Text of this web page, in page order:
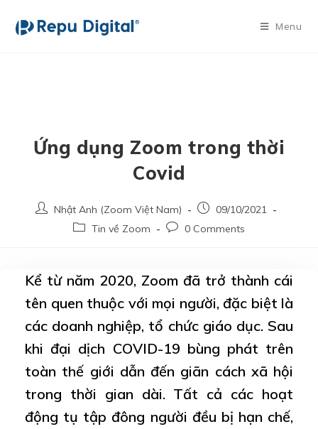
Menu
Ứng dụng Zoom trong thời
Covid
Nhật Anh (Zoom Việt Nam)
09/10/2021
Tin về Zoom
0 Comments
Kể từ năm 2020, Zoom đã trở thành cái
tên quen thuộc với mọi người, đặc biệt là
các doanh nghiệp, tổ chức giáo dục. Sau
khi đại dịch COVID-19 bùng phát trên
toàn thế giới dẫn đến giãn cách xã hội
trong thời gian dài. Tất cả các hoạt
động tụ tập đông người đều bị hạn chế,